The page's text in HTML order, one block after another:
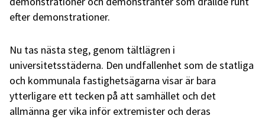
efter demonstrationer.
Nu tas nästa steg, genom tältlägren i
universitetsstäderna. Den undfallenhet som de statliga
och kommunala fastighetsägarna visar är bara
ytterligare ett tecken på att samhället och det
allmänna ger vika inför extremister och deras